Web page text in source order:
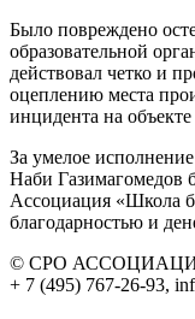
Было повреждено
образовательной
действовал четко и
оцеплению места
инцидента на объекте
За умелое
Наби Газимагомедов
Ассоциация «Школа
благодарностью и
© СРО
+ 7 (495) 767-26-93,